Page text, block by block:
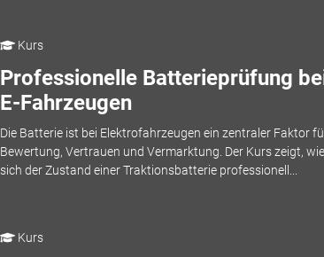
Kurs
Professionelle Batterieprüfung
E-Fahrzeugen
Die Batterie ist bei Elektrofahrzeugen ein zentraler Faktor
Bewertung, Vertrauen und Vermarktung. Der Kurs zeigt, wie
sich der Zustand einer Traktionsbatterie professionell...
Kurs